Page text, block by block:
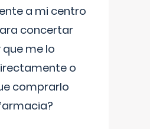
a mi centro
concertar
me lo
o
comprarlo